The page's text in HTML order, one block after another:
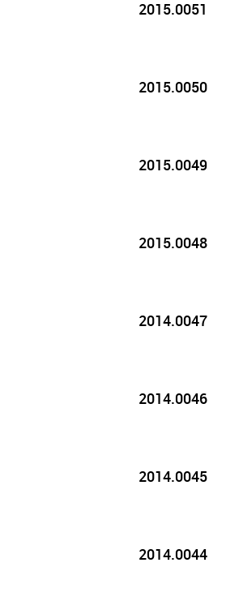
2015.0051
2015.0050
2015.0049
2015.0048
2014.0047
2014.0046
2014.0045
2014.0044